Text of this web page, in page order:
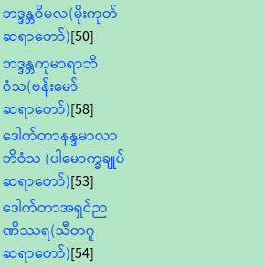
ဘဒ္ဒန္တဝိမလ(မိုးကုတ်
ဆရာတော်)[50]
ဘဒ္ဒန္တကုမာရာဘိ
ဝံသ(ဗန်းမော်
ဆရာတော်)[58]
ဒေါက်တာနန္ဒမာလာ
ဘိဝံသ (ပါမောက္ခချုပ်
ဆရာတော်)[53]
ဒေါက်တာအရှင်ဉာ
ဏိဿရ(သီတဂူ
ဆရာတော်)[54]